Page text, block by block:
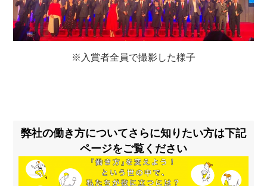
※入賞者全員で撮影した様子
弊社の働き方についてさらに知りたい方は下記
ページをご覧ください